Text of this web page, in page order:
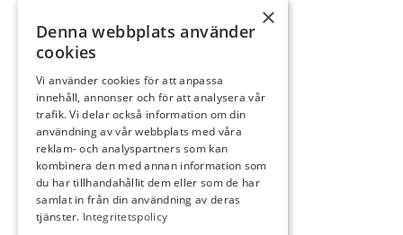
×
Denna webbplats använder
cookies
Vi använder cookies för att anpassa
innehåll, annonser och för att analysera vår
trafik. Vi delar också information om din
användning av vår webbplats med våra
reklam- och analyspartners som kan
kombinera den med annan information som
du har tillhandahållit dem eller som de har
samlat in från din användning av deras
tjänster. Integritetspolicy